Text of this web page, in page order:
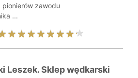
pionierów zawodu
...
Leszek. Sklep wędkarski